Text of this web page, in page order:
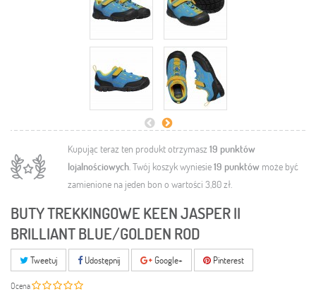
Kupując teraz ten produkt otrzymasz 19 punktów
lojalnościowych. Twój koszyk wyniesie19 punktów może być
zamienione na jeden bon o wartości 3,80 zł.
BUTY TREKKINGOWE KEEN JASPER II
BRILLIANT BLUE/GOLDEN ROD
Tweetuj Udostępnij Google+ Pinterest
Ocena